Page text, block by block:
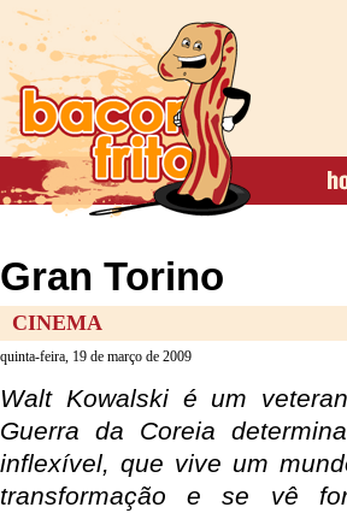
Gran Torino
CINEMA
quinta-feira, 19 de março de 2009
Walt Kowalski é um
Guerra da Coreia
inflexível, que vive um
transformação e se vê